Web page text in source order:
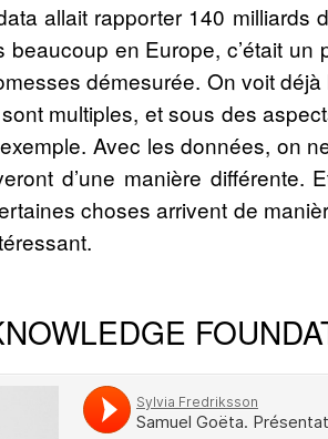
allait rapporter 140 milliards
beaucoup en Europe, c’était
démesurée. On voit
multiples, et sous des
Avec les données, on
d’une manière différente.
choses arrivent de